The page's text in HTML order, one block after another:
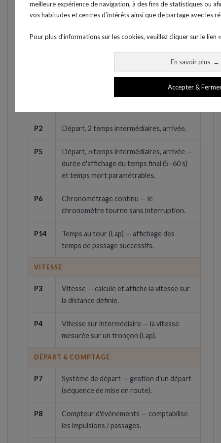
meilleure expérience de navigation, à des fins de statistiques ou
vos habitudes et centres d’intérêts ainsi que de partage avec les
Pour plus d'informations sur les cookies, veuillez cliquer sur le lien
En savoir plus →
Accepter &
panneau, sans ordinateur.
CHRONOMÉTRAGE & TEMPS INTERMÉDIAIRES
Départ & arrivée — le chronométrage
simple entre la cellule de départ et la
P2 Départ, 2 temps intermédiaires, arrivée.
P5 Départ, ntemps intermédiaires, arrivée —
durée d'affichage du temps final (5–60 s)
et temps mort paramétrables.
P6
Chronométrage continu — le
chronomètre tourne sans interruption.
P14
Temps au tour (Lap) — affichage des
temps de passage successifs.
VITESSE
P3
Vitesse — calcule et affiche la vitesse sur
la distance définie.
P4
Vitesse sur intermédiaire — la vitesse
mesurée sur un tronçon (Lap).
DÉPART & COMPTAGE
P7
Système de départ — gestion d'un départ
(séquence de mise en route).
P8
Compteur d'événements — comptabilise
les impulsions / passages.